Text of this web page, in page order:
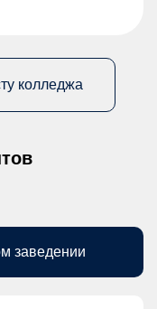
колледжа
заведении